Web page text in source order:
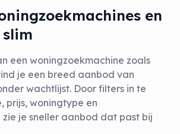
en
een woningzoekmachine zoals
je een breed aanbod van
wachtlijst. Door filters in te
prijs, woningtype en
je sneller aanbod dat past bij